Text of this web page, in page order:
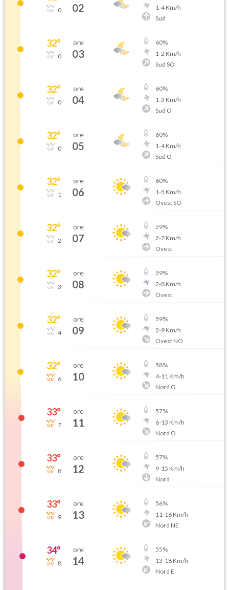
0 02
1-4Km/h
Sud
32°
0
ore
03
60%
1-2 Km/h
Sud SO
32°
0
ore
04
60%
1-3 Km/h
Sud O
32°
0
ore
05
60%
1-4Km/h
Sud O
32°
1
ore
06
60%
1-5 Km/h
Ovest SO
32°
2
ore
07
59%
2-7Km/h
Ovest
32°
3
ore
08
59%
2-8Km/h
Ovest
32°
4
ore
09
59%
2-9Km/h
Ovest NO
32°
6
ore
10
58%
4-11 Km/h
Nord O
33°
7
ore
11
57%
6-13 Km/h
Nord O
33°
8
ore
12
57%
9-15 Km/h
Nord
33°
9
ore
13
56%
11-16Km/h
Nord NE
34°
8
ore
14
55%
13-18Km/h
Nord E